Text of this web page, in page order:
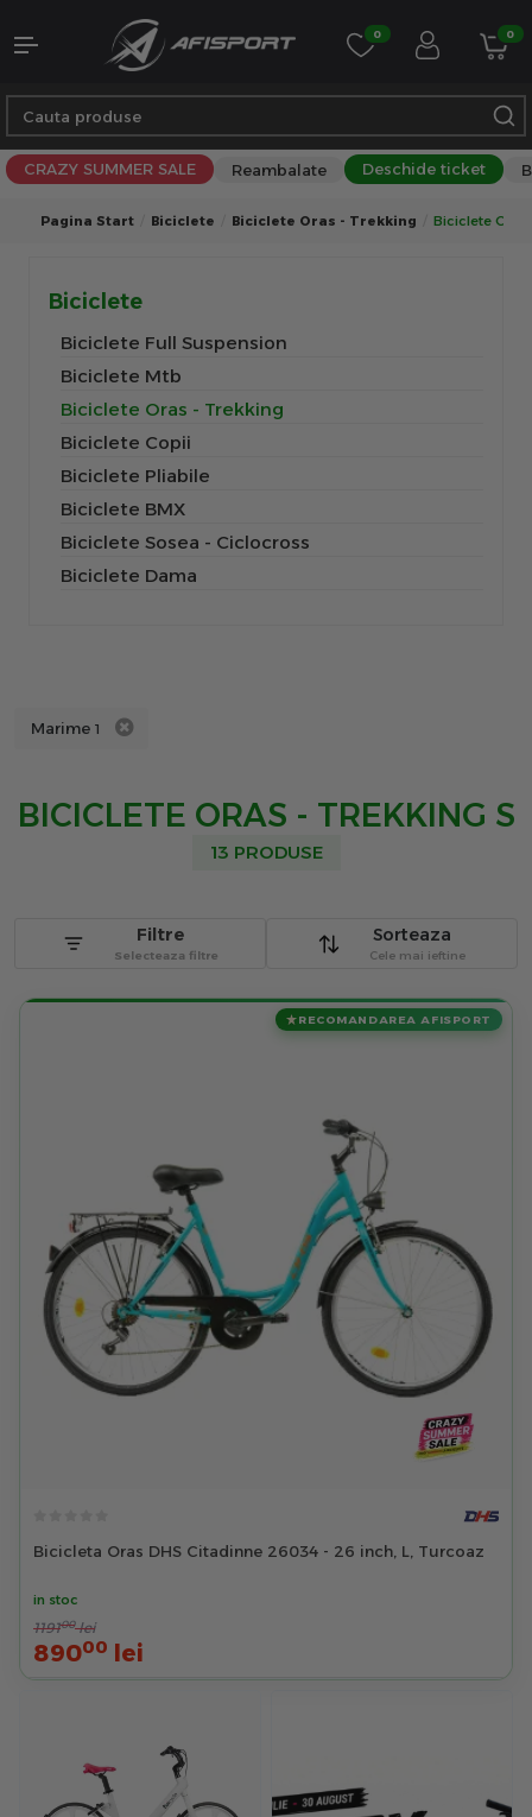
0 0
CRAZY SUMMER SALE Reambalate Deschide ticket
Pagina Start Biciclete Biciclete Oras - Trekking Biciclete Oras
Biciclete
Biciclete Full Suspension
Biciclete Mtb
Biciclete Oras - Trekking
Biciclete Copii
Biciclete Pliabile
Biciclete BMX
Biciclete Sosea - Ciclocross
Biciclete Dama
Marime 1
BICICLETE ORAS - TREKKING S
13 PRODUSE
Sorteaza
Cele mai ieftine
Filtre
Selecteaza filtre
RECOMANDAREA AFISPORT
Bicicleta Oras DHS Citadinne 26034 - 26 inch, L, Turcoaz
in stoc
119100 lei
89000 lei